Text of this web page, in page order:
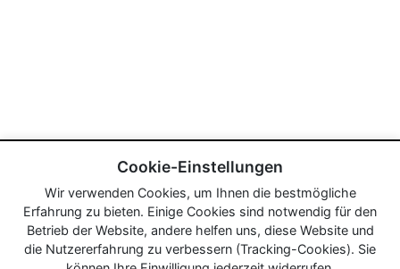
Cookie-Einstellungen
Wir verwenden Cookies, um Ihnen die bestmögliche
Erfahrung zu bieten. Einige Cookies sind notwendig für den
Betrieb der Website, andere helfen uns, diese Website und
die Nutzererfahrung zu verbessern (Tracking-Cookies). Sie